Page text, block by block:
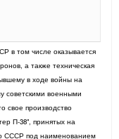
в том числе оказывается
а также техническая
в ходе войны на
советскими военными
свое производство
П-38", принятых на
СССР под наименованием